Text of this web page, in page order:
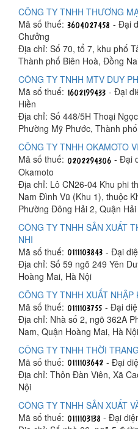
CÔNG TY TNHH THƯƠNG
Mã số thuế:
- Đại
Chưởng
Địa chỉ: Số 70, tổ 7, khu phố
Thành phố Biên Hoà, Đồng
CÔNG TY TNHH MTV DUY
Mã số thuế:
- Đại
Hiền
Địa chỉ: Số 448/5H Thoại
Phường Mỹ Phước, Thành
CÔNG TY TNHH OKAMOTO
Mã số thuế:
- Đại
Okamoto
Địa chỉ: Lô CN26-04 Khu phi
Nam Đình Vũ (Khu 1), thuộc
Phường Đông Hải 2, Quận
CÔNG TY TNHH SẢN XUẤT
NHI
Mã số thuế:
- Đại
Địa chỉ: Số 59 ngõ 249 Yên
Hoàng Mai, Hà Nội
CÔNG TY TNHH XUẤT NHẬP
Mã số thuế:
- Đại
Địa chỉ: Nhà số 2, ngõ 362A
Nam, Quận Hoàng Mai, Hà Nội
CÔNG TY TNHH THỜI
Mã số thuế:
- Đại
Địa chỉ: Thôn Đàn Viên, Xã
Nội
CÔNG TY TNHH SẢN XUẤT
Mã số thuế:
- Đại